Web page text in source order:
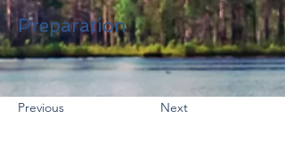
Preparation
Previous Next